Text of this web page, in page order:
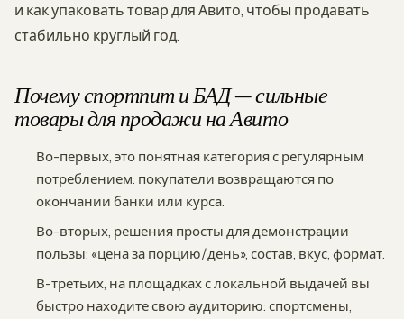
и как упаковать товар для Авито, чтобы продавать
стабильно круглый год.
Почему спортпит и БАД — сильные
товары для продажи на Авито
Во-первых, это понятная категория с регулярным
потреблением: покупатели возвращаются по
окончании банки или курса.
Во-вторых, решения просты для демонстрации
пользы: «цена за порцию/день», состав, вкус, формат.
В-третьих, на площадках с локальной выдачей вы
быстро находите свою аудиторию: спортсмены,